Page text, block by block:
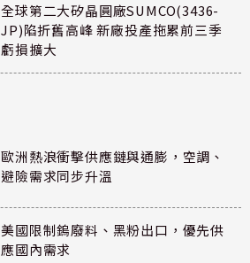
全球第二大矽晶圓廠SUMCO(3436-
JP)陷折舊高峰 新廠投產拖累前三季
虧損擴大
歐洲熱浪衝擊供應鏈與通膨，空調、
避險需求同步升溫
美國限制鎢廢料、黑粉出口，優先供
應國內需求